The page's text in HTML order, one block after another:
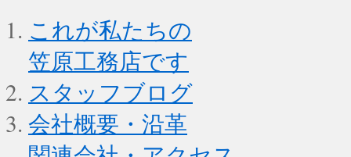
これが私たちの
笠原工務店です
スタッフブログ
会社概要・沿革